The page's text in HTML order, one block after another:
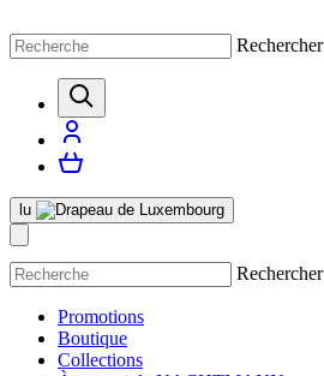
Rechercher
lu
Rechercher
Promotions
Boutique
Collections